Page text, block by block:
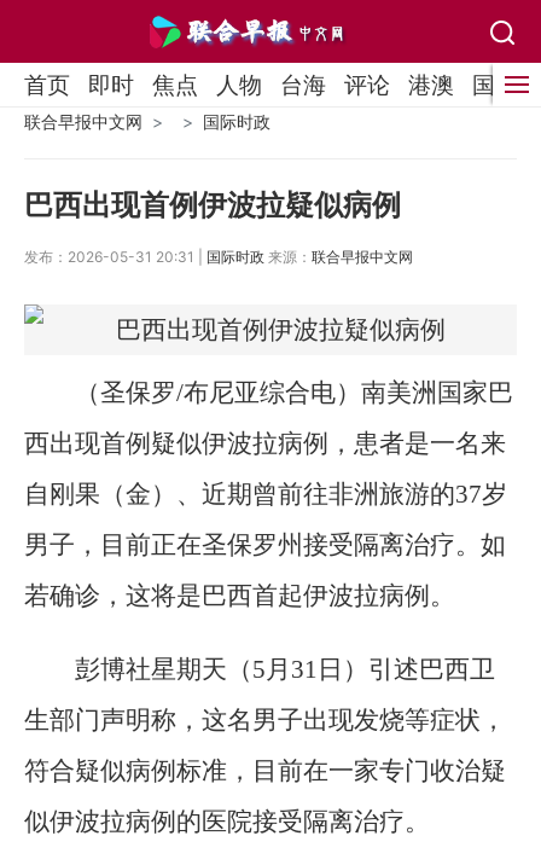
首页 即时 焦点 人物 台海 评论 港澳 国际
联合早报中文网 国际时政
巴西出现首例伊波拉疑似病例
发布：2026-05-31 20:31 | 国际时政 来源： 联合早报中文网
（圣保罗/布尼亚综合电）南美洲国家巴
西出现首例疑似伊波拉病例，患者是一名来
自刚果（金）、近期曾前往非洲旅游的37岁
男子，目前正在圣保罗州接受隔离治疗。如
若确诊，这将是巴西首起伊波拉病例。
彭博社星期天（5月31日）引述巴西卫
生部门声明称，这名男子出现发烧等症状，
符合疑似病例标准，目前在一家专门收治疑
似伊波拉病例的医院接受隔离治疗。